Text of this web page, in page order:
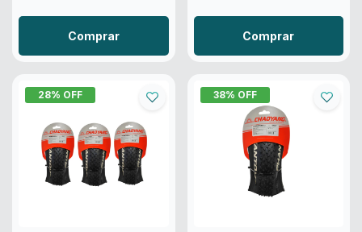
Comprar
28% OFF 38% OFF